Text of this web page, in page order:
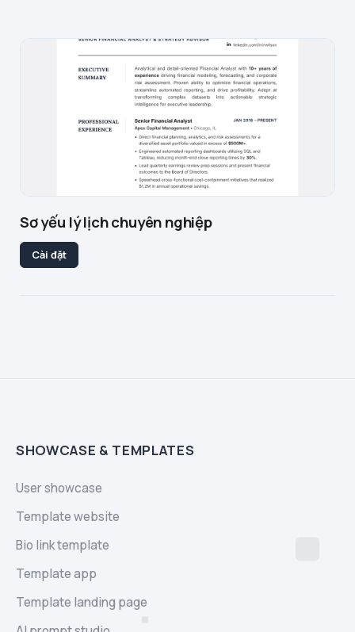
Sơ yếu lý lịch chuyên nghiệp
Cài đặt
SHOWCASE & TEMPLATES
User showcase
Template website
Bio link template
Template app
Template landing page